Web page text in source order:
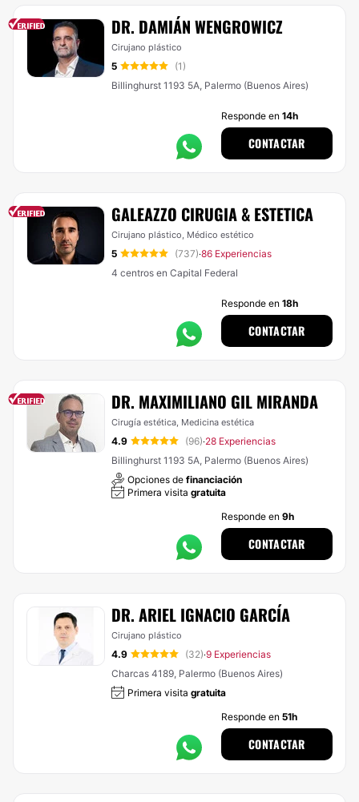
DR. DAMIÁN WENGROWICZ
Cirujano plástico
5
(1)
Billinghurst 1193 5A, Palermo (Buenos Aires)
Responde en 14h
CONTACTAR
GALEAZZO CIRUGIA & ESTETICA
Cirujano plástico, Médico estético
5 (737)·86 Experiencias
4 centros en Capital Federal
Responde en 18h
CONTACTAR
DR. MAXIMILIANO GIL MIRANDA
Cirugía estética, Medicina estética
4.9 (96)·28 Experiencias
Billinghurst 1193 5A, Palermo (Buenos Aires)
Opciones de financiación
Primera visita gratuita
Responde en 9h
CONTACTAR
DR. ARIEL IGNACIO GARCÍA
Cirujano plástico
4.9 (32)·9 Experiencias
Charcas 4189, Palermo (Buenos Aires)
Primera visita gratuita
Responde en 51h
CONTACTAR